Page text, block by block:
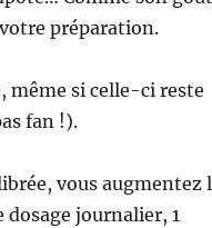
préparation.
même si celle-ci reste
fan !).
vous augmentez
journalier, 1